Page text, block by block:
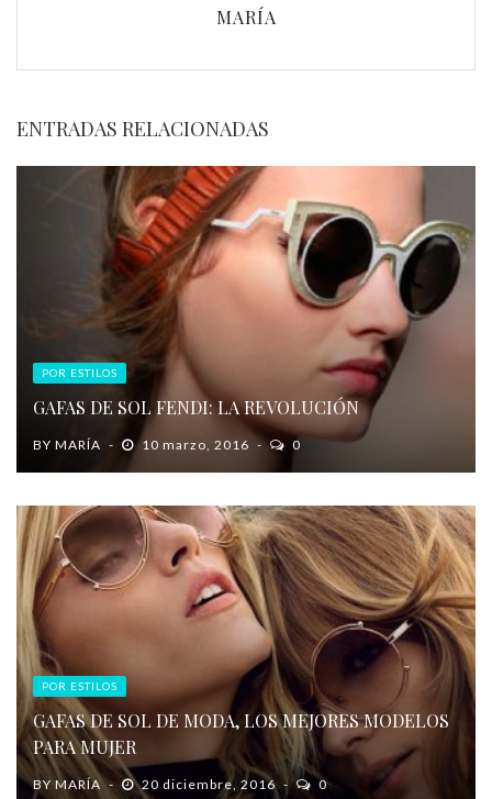
MARÍA
ENTRADAS RELACIONADAS
POR ESTILOS
GAFAS DE SOL FENDI: LA REVOLUCIÓN
BY MARÍA 10 marzo, 2016 0
POR ESTILOS
GAFAS DE SOL DE MODA, LOS MEJORES MODELOS
PARA MUJER
BY MARÍA 20 diciembre, 2016 0